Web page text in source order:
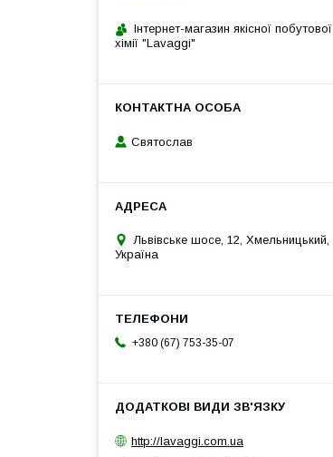
Інтернет-магазин якісної побутової
хімії "Lavaggi"
Святослав
Львівське шосе, 12, Хмельницький,
Україна
+380 (67) 753-35-07
http://lavaggi.com.ua